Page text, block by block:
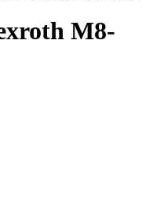
M8-